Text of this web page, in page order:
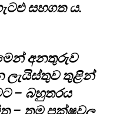
සහගත ය.
අනතුරුව
ලැයිස්තුව තුළින්
– බහුතරය
– තම පක්ෂවල